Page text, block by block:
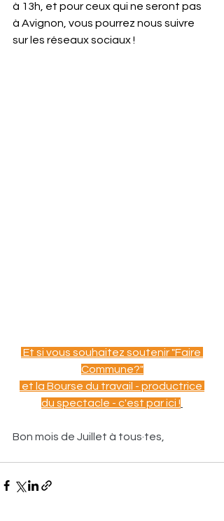
à 13h, et pour ceux qui ne seront pas
à Avignon, vous pourrez nous suivre
sur les réseaux sociaux !
Et si vous souhaitez soutenir "Faire
Commune?"
du spectacle - c'est par ici !
Bon mois de Juillet à tous·tes,